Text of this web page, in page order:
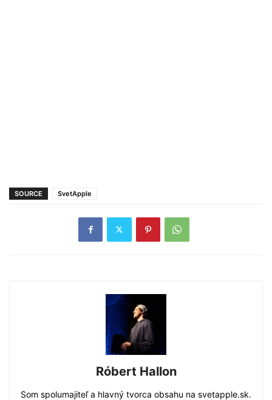
SOURCE SvetApple
Róbert Hallon
Som spolumajiteľ a hlavný tvorca obsahu na svetapple.sk.